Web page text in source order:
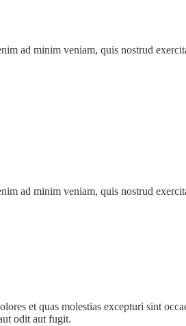
ad minim veniam, quis nostrud
ad minim veniam, quis nostrud
et quas molestias excepturi sint
odit aut fugit.